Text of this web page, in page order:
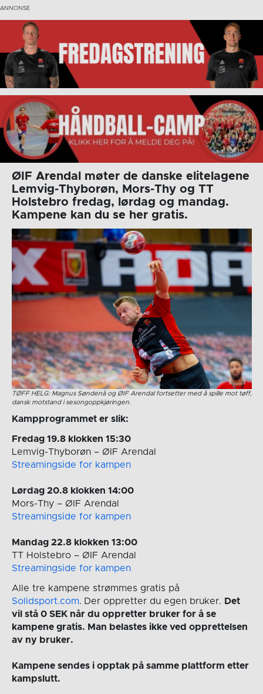
ØIF Arendal møter de danske elitelagene
Lemvig-Thyborøn, Mors-Thy og TT
Holstebro fredag, lørdag og mandag.
Kampene kan du se her gratis.
TØFF HELG: Magnus Søndenå og ØIF Arendal fortsetter med å spille mot tøff,
dansk motstand i sesongoppkjøringen.
Kampprogrammet er slik:
Fredag 19.8 klokken 15:30
Lemvig-Thyborøn – ØIF Arendal
Streamingside for kampen
Lørdag 20.8 klokken 14:00
Mors-Thy – ØIF Arendal
Streamingside for kampen
Mandag 22.8 klokken 13:00
TT Holstebro – ØIF Arendal
Streamingside for kampen
Alle tre kampene strømmes gratis på
Solidsport.com. Der oppretter du egen bruker. Det
vil stå 0 SEK når du oppretter bruker for å se
kampene gratis. Man belastes ikke ved opprettelsen
av ny bruker.
Kampene sendes i opptak på samme plattform etter
kampslutt.